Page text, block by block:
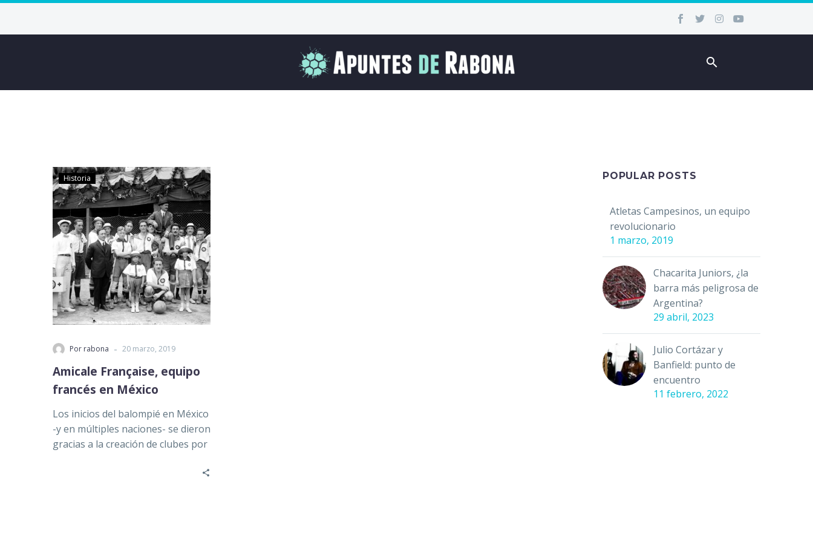
Historia
Por rabona - 20 marzo, 2019
Amicale Française, equipo
francés en México
Los inicios del balompié en México
-y en múltiples naciones- se dieron
gracias a la creación de clubes por
POPULAR POSTS
Atletas Campesinos, un equipo
revolucionario
1 marzo, 2019
Chacarita Juniors, ¿la
barra más peligrosa de
Argentina?
29 abril, 2023
Julio Cortázar y
Banfield: punto de
encuentro
11 febrero, 2022